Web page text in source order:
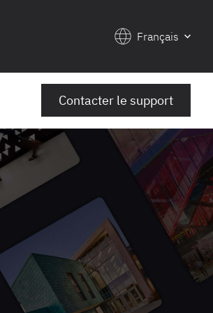
Français
Contacter le support